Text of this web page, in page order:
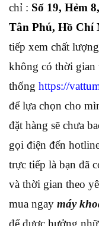
chỉ : Số 19, Hẻm
Tân Phú, Hồ Chí
tiếp xem chất
không có thời gian
thống https://
để lựa chọn cho
đặt hàng sẽ chưa
gọi điện đến
trực tiếp là bạn đã
và thời gian theo
mua ngay máy
để được hưởng